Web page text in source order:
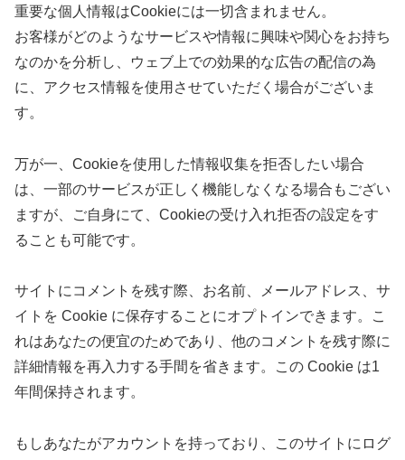
重要な個人情報はCookieには一切含まれません。
お客様がどのようなサービスや情報に興味や関心をお持ち
なのかを分析し、ウェブ上での効果的な広告の配信の為
に、アクセス情報を使用させていただく場合がございま
す。
万が一、Cookieを使用した情報収集を拒否したい場合
は、一部のサービスが正しく機能しなくなる場合もござい
ますが、ご自身にて、Cookieの受け入れ拒否の設定をす
ることも可能です。
サイトにコメントを残す際、お名前、メールアドレス、サ
イトを Cookie に保存することにオプトインできます。こ
れはあなたの便宜のためであり、他のコメントを残す際に
詳細情報を再入力する手間を省きます。この Cookie は1
年間保持されます。
もしあなたがアカウントを持っており、このサイトにログ